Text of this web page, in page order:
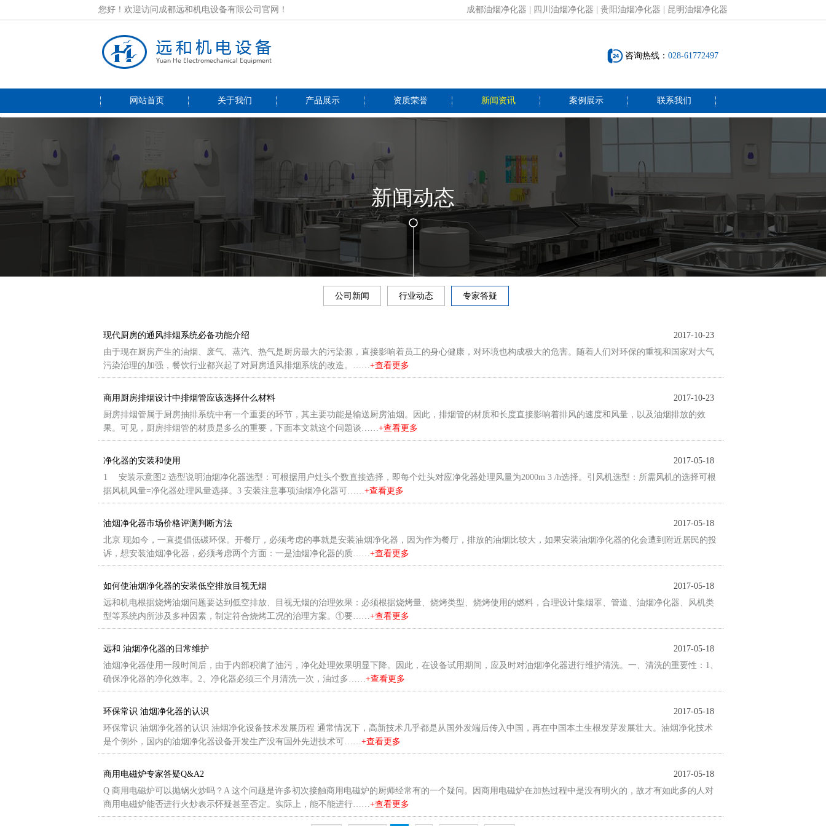
您好！欢迎访问成都远和机电设备有限公司官网！ 成都油烟净化器 四川油烟净化器 贵阳油烟净化器 昆明油烟净化器
咨询热线： 028-61772497
网站首页 关于我们 产品展示 资质荣誉 新闻资讯 案例展示 联系我们
新闻动态
公司新闻 行业动态 专家答疑
现代厨房的通风排烟系统必备功能介绍
2017-10-23
由于现在厨房产生的油烟、废气、蒸汽、热气是厨房最大的污染源，直接影响着员工的身心健康，对环境也构成极大的危害。随着人们对环保的重视和国家对大气
污染治理的加强，餐饮行业都兴起了对厨房通风排烟系统的改造。……+查看更多
商用厨房排烟设计中排烟管应该选择什么材料
2017-10-23
厨房排烟管属于厨房抽排系统中有一个重要的环节，其主要功能是输送厨房油烟。因此，排烟管的材质和长度直接影响着排风的速度和风量，以及油烟排放的效
果。可见，厨房排烟管的材质是多么的重要，下面本文就这个问题谈……+查看更多
净化器的安装和使用
2017-05-18
1 安装示意图2 选型说明油烟净化器选型：可根据用户灶头个数直接选择，即每个灶头对应净化器处理风量为2000m 3 /h选择。引风机选型：所需风机的选择可根
据风机风量=净化器处理风量选择。3 安装注意事项油烟净化器可……+查看更多
油烟净化器市场价格评测判断方法
2017-05-18
北京 现如今，一直提倡低碳环保。开餐厅，必须考虑的事就是安装油烟净化器，因为作为餐厅，排放的油烟比较大，如果安装油烟净化器的化会遭到附近居民的投
诉，想安装油烟净化器，必须考虑两个方面：一是油烟净化器的质……+查看更多
如何使油烟净化器的安装低空排放目视无烟
2017-05-18
远和机电根据烧烤油烟问题要达到低空排放、目视无烟的治理效果：必须根据烧烤量、烧烤类型、烧烤使用的燃料，合理设计集烟罩、管道、油烟净化器、风机类
型等系统内所涉及多种因素，制定符合烧烤工况的治理方案。①要……+查看更多
远和 油烟净化器的日常维护
2017-05-18
油烟净化器使用一段时间后，由于内部积满了油污，净化处理效果明显下降。因此，在设备试用期间，应及时对油烟净化器进行维护清洗。一、清洗的重要性：1、
确保净化器的净化效率。2、净化器必须三个月清洗一次，油过多……+查看更多
环保常识 油烟净化器的认识
2017-05-18
环保常识 油烟净化器的认识 油烟净化设备技术发展历程 通常情况下，高新技术几乎都是从国外发端后传入中国，再在中国本土生根发芽发展壮大。油烟净化技术
是个例外，国内的油烟净化器设备开发生产没有国外先进技术可……+查看更多
商用电磁炉专家答疑Q&A2
2017-05-18
Q 商用电磁炉可以抛锅火炒吗？A 这个问题是许多初次接触商用电磁炉的厨师经常有的一个疑问。因商用电磁炉在加热过程中是没有明火的，故才有如此多的人对
商用电磁炉能否进行火炒表示怀疑甚至否定。实际上，能不能进行……+查看更多